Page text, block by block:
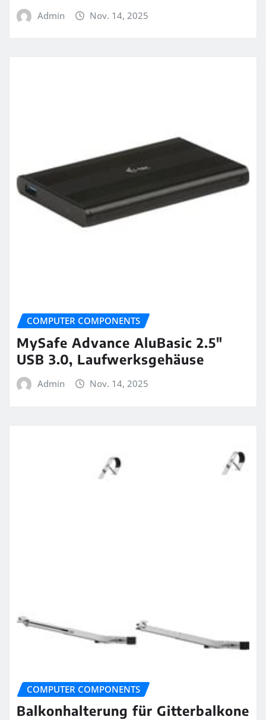
Admin Nov. 14, 2025
COMPUTER COMPONENTS
MySafe Advance AluBasic 2.5″
USB 3.0, Laufwerksgehäuse
Admin Nov. 14, 2025
COMPUTER COMPONENTS
Balkonhalterung für Gitterbalkone